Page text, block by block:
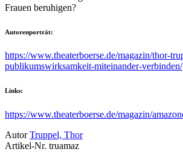
Frauen beruhigen?
Autorenporträt:
https://www.theaterboerse.de/magazin/thor-
publikumswirksamkeit-miteinander-verbinden/
Links:
https://www.theaterboerse.de/magazin/
Autor Truppel, Thor
Artikel-Nr. truamaz